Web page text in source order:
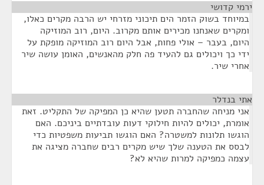
ירמי קדושי
במיוחד בשוק הזמר הים תיכוני מזרחי יש הרבה מקרים כאלו,
ומקרים שאנחנו מכירים אותם מקרוב. היום, רוב המוזיקה
היום, בעבר – אולי פחות, אבל היום רוב המוזיקה מופקת על
ידי כך ויכולים גם להעיד פה חלק מהאנשים, האומן עושה שיר
אחרי שיר.
אתי בנדלר
אני מניחה שהחברה תטען שהיא כן המפיקה של התקליט. זאת
אומרת, יכולים להיות חילוקי דעות עובדתיים ביניכם. האם
הוגשו תלונות למשטרה? האם הוגשו תביעות משפטיות כדי
לבסס את הטענה שלך שיש מקרים רבים שחברה מציגה את
עצמה כמפיקה למרות שהיא לא?